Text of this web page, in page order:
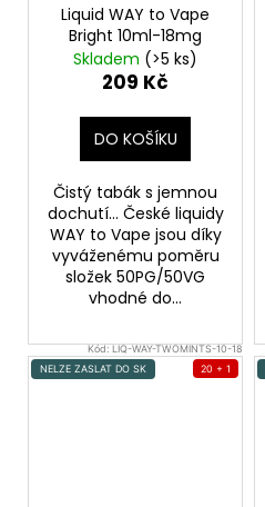
Liquid WAY to Vape
Bright 10ml-18mg
Skladem (>5 ks)
209 Kč
DO KOŠÍKU
Čistý tabák s jemnou
dochutí... České liquidy
WAY to Vape jsou díky
vyváženému poměru
složek 50PG/50VG
vhodné do...
Kód:LIQ-WAY-TWOMINTS-10-18
NELZE ZASLAT DO SK
20 + 1